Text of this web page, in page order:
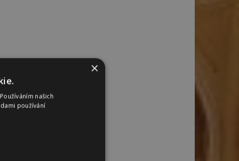
×
našich
používání